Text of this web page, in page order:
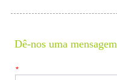
Dê-nos uma mensagem
*